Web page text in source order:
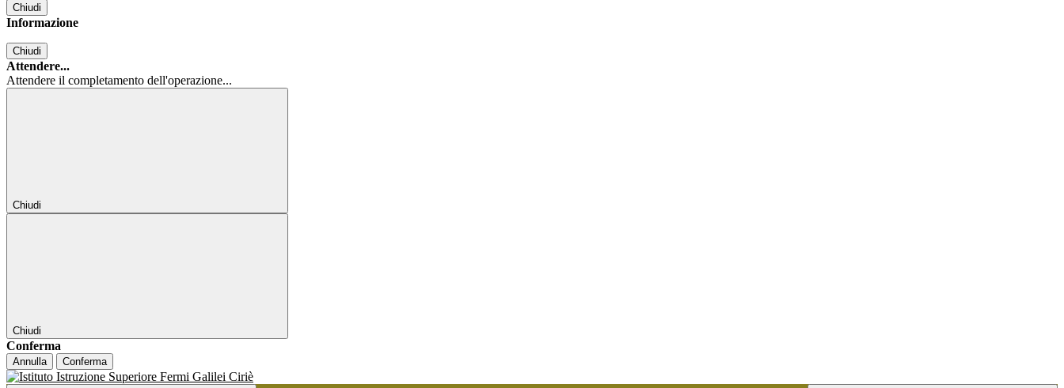
Chiudi
Informazione
Chiudi
Attendere...
Attendere il completamento dell'operazione...
Chiudi
Chiudi
Conferma
Annulla Conferma